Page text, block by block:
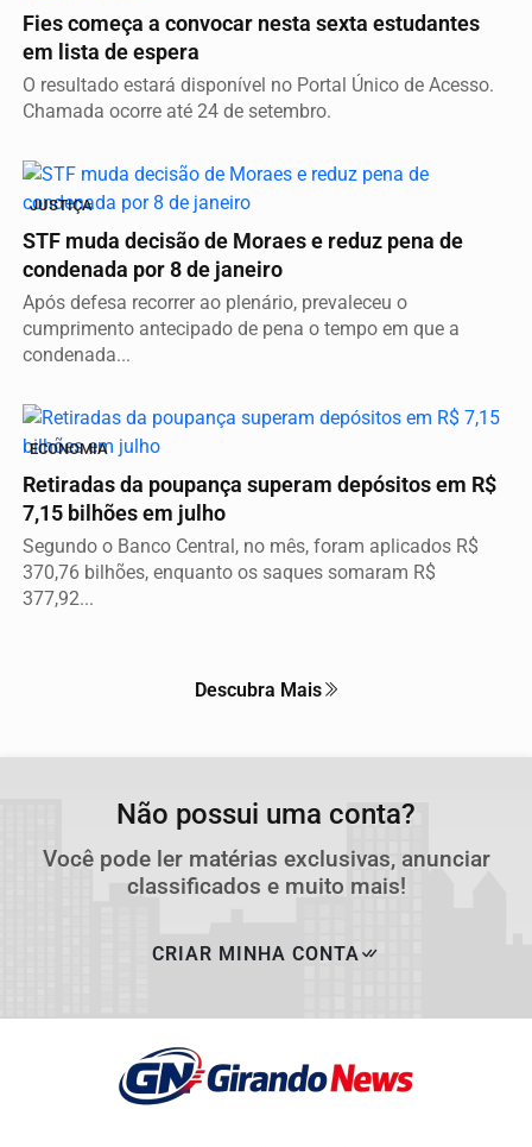
Fies começa a convocar nesta sexta estudantes
em lista de espera
O resultado estará disponível no Portal Único de Acesso.
Chamada ocorre até 24 de setembro.
JUSTIÇA
STF muda decisão de Moraes e reduz pena de
condenada por 8 de janeiro
Após defesa recorrer ao plenário, prevaleceu o
cumprimento antecipado de pena o tempo em que a
condenada...
ECONOMIA
Retiradas da poupança superam depósitos em R$
7,15 bilhões em julho
Segundo o Banco Central, no mês, foram aplicados R$
370,76 bilhões, enquanto os saques somaram R$
377,92...
Descubra Mais
Não possui uma conta?
Você pode ler matérias exclusivas, anunciar
classificados e muito mais!
CRIAR MINHA CONTA